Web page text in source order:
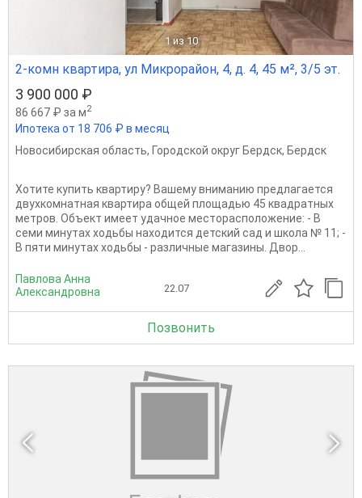
1 из 10
2-комн квартира, ул Микрорайон, 4, д. 4, 45 м², 3/5 эт.
3 900 000 ₽
86 667 ₽ за м2
Ипотека от 18 706 ₽ в месяц
Новосибирская область, Городской округ Бердск, Бердск
Хотите купить квартиру? Вашему вниманию предлагается
двухкомнатная квартира общей площадью 45 квадратных
метров. Объект имеет удачное месторасположение: - В
семи минутах ходьбы находится детский сад и школа № 11; -
В пяти минутах ходьбы - различные магазины. Двор...
Павлова Анна
Александровна
22.07
Позвонить